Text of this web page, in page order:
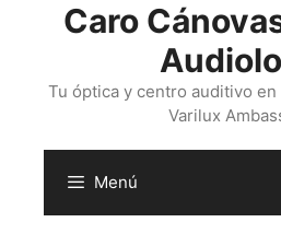
Caro
Tu óptica y centro auditivo en
Varilux
Menú